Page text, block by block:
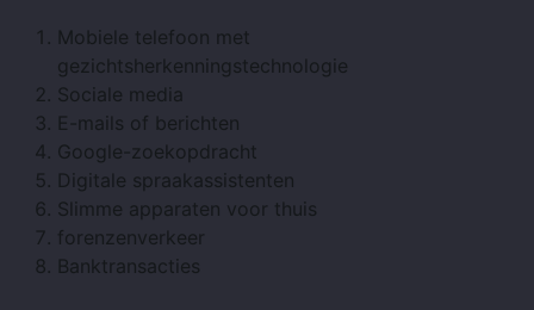
Mobiele telefoon met
gezichtsherkenningstechnologie
Sociale media
E-mails of berichten
Google-zoekopdracht
Digitale spraakassistenten
Slimme apparaten voor thuis
forenzenverkeer
Banktransacties